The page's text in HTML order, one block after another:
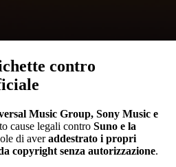
contro
Music Group, Sony Music e
cause legali contro Suno e la
di averaddestrato i propri
copyright senza autorizzazione.